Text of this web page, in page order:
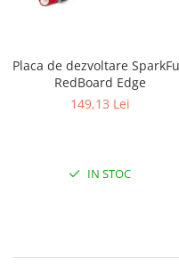
Placa de dezvoltare
RedBoard Edge
149,13 Lei
IN STOC